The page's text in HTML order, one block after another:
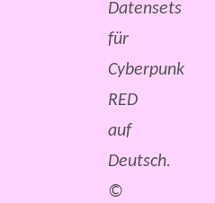
Datensets
für
Cyberpunk
RED
auf
Deutsch.
©